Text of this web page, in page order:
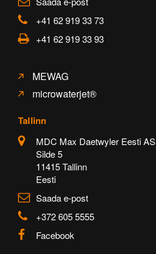
+41 62 919 33 73
+41 62 919 33 93
MEWAG
microwaterjet®
Tallinn
MDC Max Daetwyler Eesti AS
Silde 5
11415 Tallinn
Eesti
Saada e-post
+372 605 5555
Facebook